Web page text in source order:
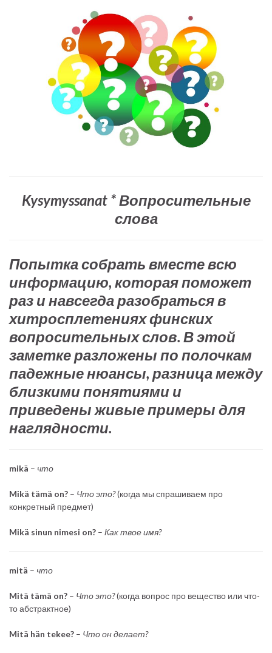
Kysymyssanat * Вопросительные
слова
Попытка собрать вместе всю
информацию, которая поможет
раз и навсегда разобраться в
хитросплетениях финских
вопросительных слов. В этой
заметке разложены по полочкам
падежные нюансы, разница между
близкими понятиями и
приведены живые примеры для
наглядности.
mikä – что
Mikä tämä on? – Что это?(когда мы спрашиваем про
конкретный предмет)
Mikä sinun nimesi on? – Как твое имя?
mitä – что
Mitä tämä on? – Что это?(когда вопрос про вещество или что-
то абстрактное)
Mitä hän tekee? – Что он делает?